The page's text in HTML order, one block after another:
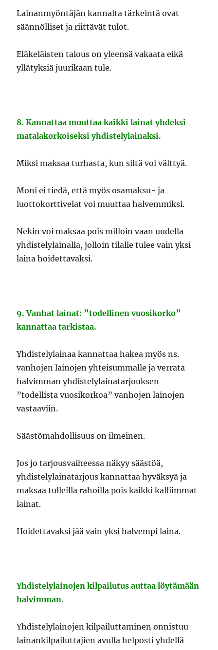
Lainanmyöntäjän kannalta tärkeintä ovat
säännölliset ja riittävät tulot.
Eläkeläisten talous on yleensä vakaata eikä
yllätyksiä juurikaan tule.
8. Kannattaa muuttaa kaikki lainat yhdeksi
matalakorkoiseksi yhdistelylainaksi.
Miksi maksaa turhasta, kun siltä voi välttyä.
Moni ei tiedä, että myös osamaksu- ja
luottokorttivelat voi muuttaa halvemmiksi.
Nekin voi maksaa pois milloin vaan uudella
yhdistelylainalla, jolloin tilalle tulee vain yksi
laina hoidettavaksi.
9. Vanhat lainat: ”todellinen vuosikorko”
kannattaa tarkistaa.
Yhdistelylainaa kannattaa hakea myös ns.
vanhojen lainojen yhteisummalle ja verrata
halvimman yhdistelylainatarjouksen
”todellista vuosikorkoa” vanhojen lainojen
vastaaviin.
Säästömahdollisuus on ilmeinen.
Jos jo tarjousvaiheessa näkyy säästöä,
yhdistelylainatarjous kannattaa hyväksyä ja
maksaa tulleilla rahoilla pois kaikki kalliimmat
lainat.
Hoidettavaksi jää vain yksi halvempi laina.
Yhdistelylainojen kilpailutus auttaa löytämään
halvimman.
Yhdistelylainojen kilpailuttaminen onnistuu
lainankilpailuttajien avulla helposti yhdellä